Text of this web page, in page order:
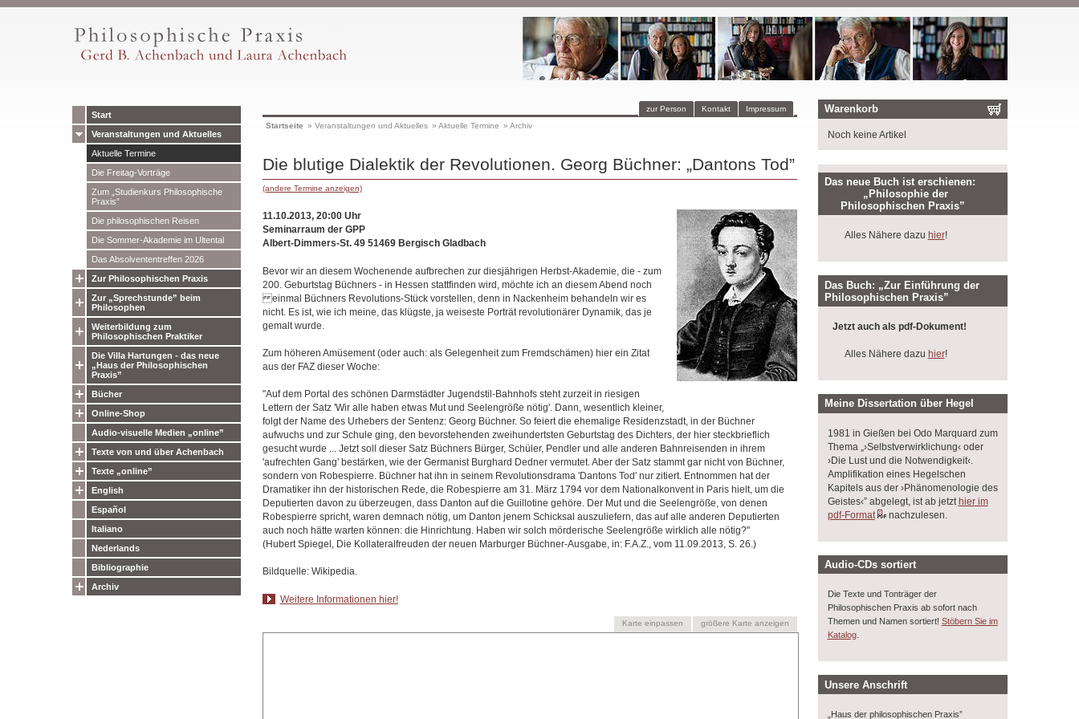
Start
Veranstaltungen und Aktuelles
Aktuelle Termine
Die Freitag-Vorträge
Zum „Studienkurs Philosophische
Praxis”
Die philosophischen Reisen
Die Sommer-Akademie im Ultental
Das Absolvententreffen 2026
Zur Philosophischen Praxis
Zur „Sprechstunde” beim
Philosophen
Weiterbildung zum
Philosophischen Praktiker
Die Villa Hartungen - das neue
„Haus der Philosophischen
Praxis”
Bücher
Online-Shop
Audio-visuelle Medien „online”
Texte von und über Achenbach
Texte „online”
English
Español
Italiano
Nederlands
Bibliographie
Archiv
Impressum
Kontakt
zur Person
Startseite » Veranstaltungen und Aktuelles » Aktuelle Termine » Archiv
Die blutige Dialektik der Revolutionen. Georg Büchner: „Dantons Tod”
(andere Termine anzeigen)
11.10.2013, 20:00 Uhr
Seminarraum der GPP
Albert-Dimmers-St. 49 51469 Bergisch Gladbach
Bevor wir an diesem Wochenende aufbrechen zur diesjährigen Herbst-Akademie, die - zum
200. Geburtstag Büchners - in Hessen stattfinden wird, möchte ich an diesem Abend noch
einmal Büchners Revolutions-Stück vorstellen, denn in Nackenheim behandeln wir es
nicht. Es ist, wie ich meine, das klügste, ja weiseste Porträt revolutionärer Dynamik, das je
gemalt wurde.
Zum höheren Amüsement (oder auch: als Gelegenheit zum Fremdschämen) hier ein Zitat
aus der FAZ dieser Woche:
"Auf dem Portal des schönen Darmstädter Jugendstil-Bahnhofs steht zurzeit in riesigen
Lettern der Satz 'Wir alle haben etwas Mut und Seelengröße nötig'. Dann, wesentlich kleiner,
folgt der Name des Urhebers der Sentenz: Georg Büchner. So feiert die ehemalige Residenzstadt, in der Büchner
aufwuchs und zur Schule ging, den bevorstehenden zweihundertsten Geburtstag des Dichters, der hier steckbrieflich
gesucht wurde ... Jetzt soll dieser Satz Büchners Bürger, Schüler, Pendler und alle anderen Bahnreisenden in ihrem
'aufrechten Gang' bestärken, wie der Germanist Burghard Dedner vermutet. Aber der Satz stammt gar nicht von Büchner,
sondern von Robespierre. Büchner hat ihn in seinem Revolutionsdrama 'Dantons Tod' nur zitiert. Entnommen hat der
Dramatiker ihn der historischen Rede, die Robespierre am 31. März 1794 vor dem Nationalkonvent in Paris hielt, um die
Deputierten davon zu überzeugen, dass Danton auf die Guillotine gehöre. Der Mut und die Seelengröße, von denen
Robespierre spricht, waren demnach nötig, um Danton jenem Schicksal auszuliefern, das auf alle anderen Deputierten
auch noch hätte warten können: die Hinrichtung. Haben wir solch mörderische Seelengröße wirklich alle nötig?"
(Hubert Spiegel, Die Kollateralfreuden der neuen Marburger Büchner-Ausgabe, in: F.A.Z., vom 11.09.2013, S. 26.)
Bildquelle: Wikipedia.
Weitere Informationen hier!
größere Karte anzeigen
Karte einpassen
Warenkorb
Noch keine Artikel
Das neue Buch ist erschienen:
„Philosophie der
Philosophischen Praxis”
Alles Nähere dazu hier!
Das Buch: „Zur Einführung der
Philosophischen Praxis”
Jetzt auch als pdf-Dokument!
Alles Nähere dazu hier!
Meine Dissertation über Hegel
1981 in Gießen bei Odo Marquard zum
Thema „›Selbstverwirklichung‹ oder
›Die Lust und die Notwendigkeit‹.
Amplifikation eines Hegelschen
Kapitels aus der ›Phänomenologie des
Geistes‹” abgelegt, ist ab jetzt hier im
pdf-Format
nachzulesen.
Audio-CDs sortiert
Die Texte und Tonträger der
Philosophischen Praxis ab sofort nach
Themen und Namen sortiert! Stöbern Sie im
Katalog.
Unsere Anschrift
„Haus der philosophischen Praxis”